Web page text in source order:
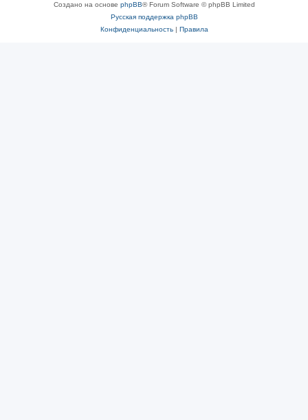
Создано на основе phpBB® Forum Software © phpBB Limited
Русская поддержка phpBB
Конфиденциальность| Правила